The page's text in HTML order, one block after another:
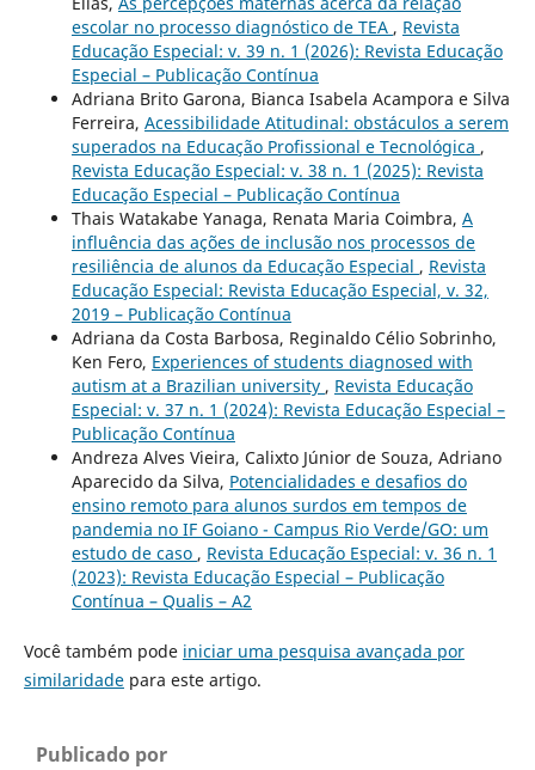
escolar no processo diagnóstico de TEA , Revista
Educação Especial: v. 39 n. 1 (2026): Revista Educação
Especial – Publicação Contínua
Adriana Brito Garona, Bianca Isabela Acampora e Silva
Ferreira, Acessibilidade Atitudinal: obstáculos a serem
superados na Educação Profissional e Tecnológica ,
Revista Educação Especial: v. 38 n. 1 (2025): Revista
Educação Especial – Publicação Contínua
Thais Watakabe Yanaga, Renata Maria Coimbra, A
influência das ações de inclusão nos processos de
resiliência de alunos da Educação Especial , Revista
Educação Especial: Revista Educação Especial, v. 32,
2019 – Publicação Contínua
Adriana da Costa Barbosa, Reginaldo Célio Sobrinho,
Ken Fero, Experiences of students diagnosed with
autism at a Brazilian university , Revista Educação
Especial: v. 37 n. 1 (2024): Revista Educação Especial –
Publicação Contínua
Andreza Alves Vieira, Calixto Júnior de Souza, Adriano
Aparecido da Silva, Potencialidades e desafios do
ensino remoto para alunos surdos em tempos de
pandemia no IF Goiano - Campus Rio Verde/GO: um
estudo de caso , Revista Educação Especial: v. 36 n. 1
(2023): Revista Educação Especial – Publicação
Contínua – Qualis – A2
Você também pode iniciar uma pesquisa avançada por
similaridadepara este artigo.
Publicado por